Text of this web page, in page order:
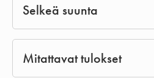
Selkeä suunta
Mitattavat tulokset